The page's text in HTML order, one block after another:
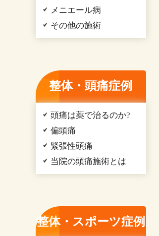
メニエール病
その他の施術
整体・頭痛症例
頭痛は薬で治るのか?
偏頭痛
緊張性頭痛
当院の頭痛施術とは
整体・スポーツ症例